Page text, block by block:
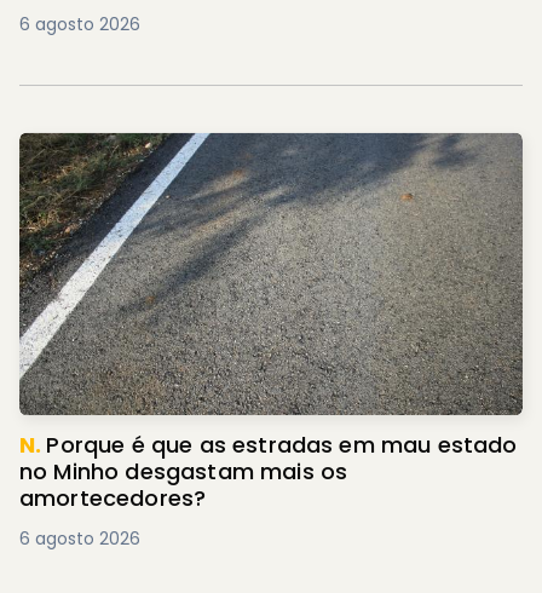
6 agosto 2026
N. Porque é que as estradas em mau estado
no Minho desgastam mais os
amortecedores?
6 agosto 2026